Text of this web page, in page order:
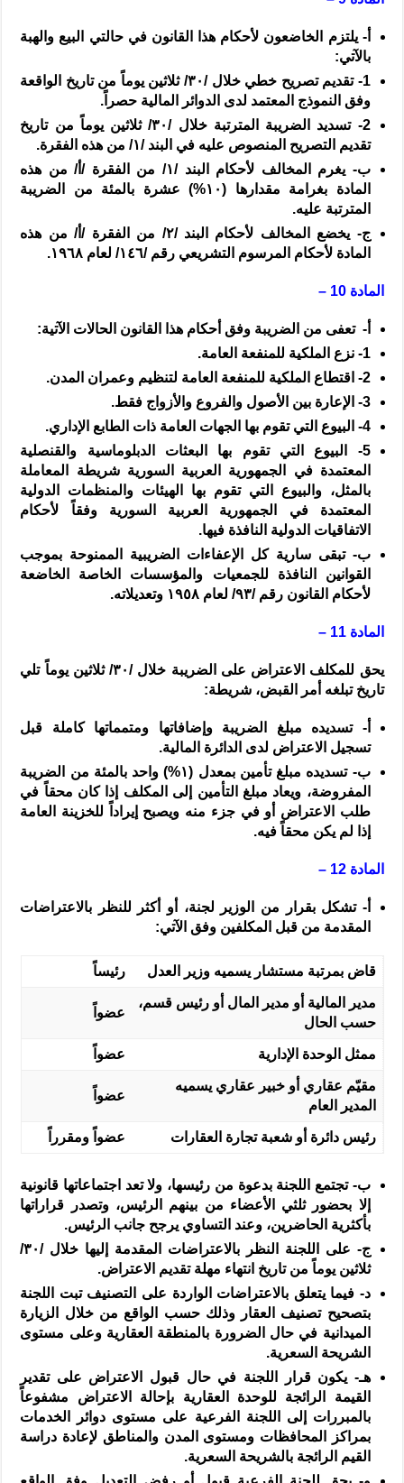
‌أ-يلتزم الخاضعون لأحكام هذا القانون في حالتي البيع والهبة
بالآتي:
1- تقديم تصريح خطي خلال /٣٠/ ثلاثين يوماً من تاريخ الواقعة
وفق النموذج المعتمد لدى الدوائر المالية حصراً.
2-
تسديد الضريبة المترتبة خلال /٣٠/ ثلاثين يوماً من تاريخ
تقديم التصريح المنصوص عليه في البند /١/ من هذه الفقرة.
‌ب- يغرم المخالف لأحكام البند /١/ من الفقرة /أ/ من هذه
المادة بغرامة مقدارها (١٠%
) عشرة بالمئة من الضريبة
المترتبة عليه.
‌ج- يخضع المخالف لأحكام البند /٢/ من الفقرة /أ/ من هذه
المادة لأحكام المرسوم التشريعي رقم /١٤٦/ لعام١٩٦٨.
المادة 10 –
‌أ-تعفى من الضريبة وفق أحكام هذا القانون الحالات الآتية:
1- نزع الملكية للمنفعة العامة.
2-
اقتطاع الملكية للمنفعة العامة لتنظيم وعمران المدن.
3-
الإعارة بين الأصول والفروع والأزواج فقط.
4-
البيوع التي تقوم بها الجهات العامة ذات الطابع الإداري.
5-
البيوع التي تقوم بها البعثات الدبلوماسية والقنصلية
المعتمدة في الجمهورية العربية السورية شريطة المعاملة
بالمثل، والبيوع التي تقوم بها الهيئات والمنظمات الدولية
المعتمدة في الجمهورية العربية السورية وفقاً لأحكام
الاتفاقيات الدولية النافذة فيها.
‌ب-تبقى سارية كل الإعفاءات الضريبية الممنوحة بموجب
القوانين النافذة للجمعيات والمؤسسات الخاصة الخاضعة
لأحكام القانون رقم /٩٣/ لعام١٩٥٨ وتعديلاته.
المادة 11 –
يحق للمكلف الاعتراض على الضريبة خلال /٣٠/ ثلاثين يوماً تلي
تاريخ تبلغه أمر القبض، شريطة:
‌أ-تسديده مبلغ الضريبة وإضافاتها ومتمماتها كاملة قبل
تسجيل الاعتراض لدى الدائرة المالية.
‌ب-تسديده مبلغ تأمين بمعدل (١%
) واحد بالمئة من الضريبة
المفروضة، ويعاد مبلغ التأمين إلى المكلف إذا كان محقاً في
طلب الاعتراض أو في جزء منه ويصبح إيراداً للخزينة العامة
إذا لم يكن محقاً فيه.
المادة 12 –
‌أ-تشكل بقرار من الوزير لجنة، أو أكثر للنظر بالاعتراضات
المقدمة من قبل المكلفين وفق الآتي:
قاض بمرتبة مستشار يسميه وزير العدل رئيساً
مدير المالية أو مدير المال أو رئيس قسم،
حسب الحال
عضواً
ممثل الوحدة الإدارية عضواً
مقيّم عقاري أو خبير عقاري يسميه
المدير العام
عضواً
رئيس دائرة أو شعبة تجارة العقارات عضواً ومقرراً
‌ب-تجتمع اللجنة بدعوة من رئيسها، ولا تعد اجتماعاتها قانونية
إلا بحضور ثلثي الأعضاء من بينهم الرئيس، وتصدر قراراتها
بأكثرية الحاضرين، وعند التساوي يرجح جانب الرئيس.
‌ج- على اللجنة النظر بالاعتراضات المقدمة إليها خلال /٣٠/
ثلاثين يوماً من تاريخ انتهاء مهلة تقديم الاعتراض.
‌د- فيما يتعلق بالاعتراضات الواردة على التصنيف تبت اللجنة
بتصحيح تصنيف العقار وذلك حسب الواقع من خلال الزيارة
الميدانية في حال الضرورة بالمنطقة العقارية وعلى مستوى
الشريحة السعرية.
‌هـ- يكون قرار اللجنة في حال قبول الاعتراض على تقدير
القيمة الرائجة للوحدة العقارية بإحالة الاعتراض مشفوعاً
بالمبررات إلى اللجنة الفرعية على مستوى دوائر الخدمات
بمراكز المحافظات ومستوى المدن والمناطق لإعادة دراسة
القيم الرائجة بالشريحة السعرية.